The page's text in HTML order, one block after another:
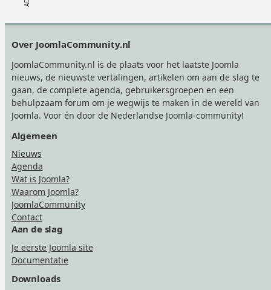
Over JoomlaCommunity.nl
JoomlaCommunity.nl is de plaats voor het laatste Joomla
nieuws, de nieuwste vertalingen, artikelen om aan de slag te
gaan, de complete agenda, gebruikersgroepen en een
behulpzaam forum om je wegwijs te maken in de wereld van
Joomla. Voor én door de Nederlandse Joomla-community!
Algemeen
Nieuws
Agenda
Wat is Joomla?
Waarom Joomla?
JoomlaCommunity
Contact
Aan de slag
Je eerste Joomla site
Documentatie
Downloads